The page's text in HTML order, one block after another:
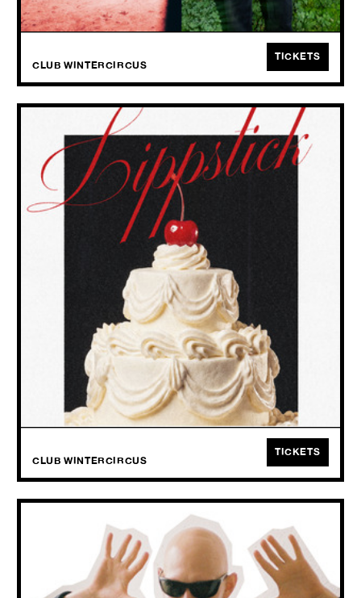
samen.
CLUB WINTERCIRCUS
TICKETS
FRI
25.09
2026
LIPPSTICK
fall in love
Beetje stout, beetje sexy, beetje alles kapot, met hits en performance
en kostuums. Kom vroeg en zet er je tanden in, want deze Lippstick
nodigt uit om te blijven plakken.
CLUB WINTERCIRCUS
TICKETS
BIG NEXT: GB